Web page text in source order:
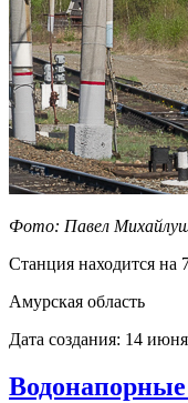
Фото: Павел
Станция находится на
Амурская область
Дата создания: 14